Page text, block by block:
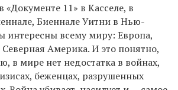
«Документе 11» в Касселе, в
Биеннале Уитни в Нью-
интересны всему миру: Европа,
Америка. И это понятно,
в мире нет недостатка в войнах,
беженцах, разрушенных